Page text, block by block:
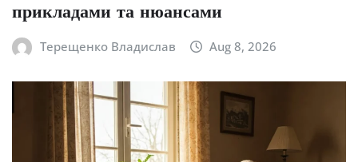
прикладами та нюансами
Терещенко Владислав Aug 8, 2026